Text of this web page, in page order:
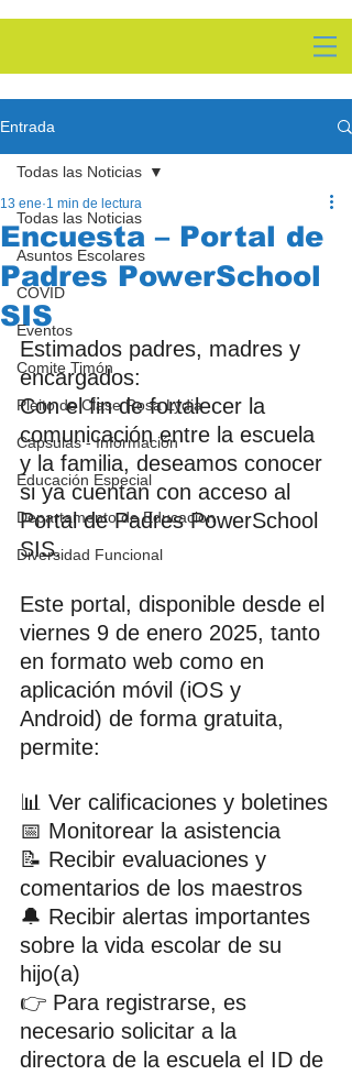
Entrada
Todas las Noticias
Asuntos Escolares
COVID
Eventos
Comite Timón
Pleito de Clase Rosa Lydia
Cápsulas - Información
Educación Especial
Departamento de Educacion
Diversidad Funcional
Todas las Noticias
Encuesta – Portal de
Padres PowerSchool
SIS
13 ene 1 min de lectura
Estimados padres, madres y
encargados:
Con el fin de fortalecer la
comunicación entre la escuela
y la familia, deseamos conocer
si ya cuentan con acceso al
Portal de Padres PowerSchool
SIS.
Este portal, disponible desde el
viernes 9 de enero 2025, tanto
en formato web como en
aplicación móvil (iOS y
Android) de forma gratuita,
permite:
📊 Ver calificaciones y boletines
📅 Monitorear la asistencia
📝 Recibir evaluaciones y
comentarios de los maestros
🔔 Recibir alertas importantes
sobre la vida escolar de su
hijo(a)
👉 Para registrarse, es
necesario solicitar a la
directora de la escuela el ID de